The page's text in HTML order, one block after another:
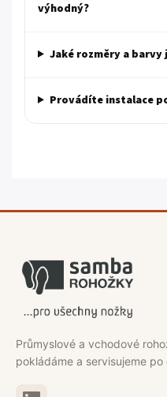
výhodný?
Jaké rozměry a barvy
Provádíte instalace
Průmyslové a vchodové
pokládáme a servisujeme